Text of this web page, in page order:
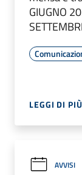
GIUGNO
LEGGI DI PIÙ
AVVISI